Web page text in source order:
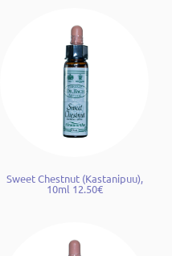
Sweet Chestnut (Kastanipuu),
10ml 12.50€